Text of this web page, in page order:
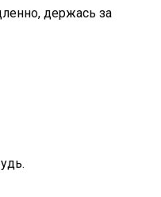
держась за